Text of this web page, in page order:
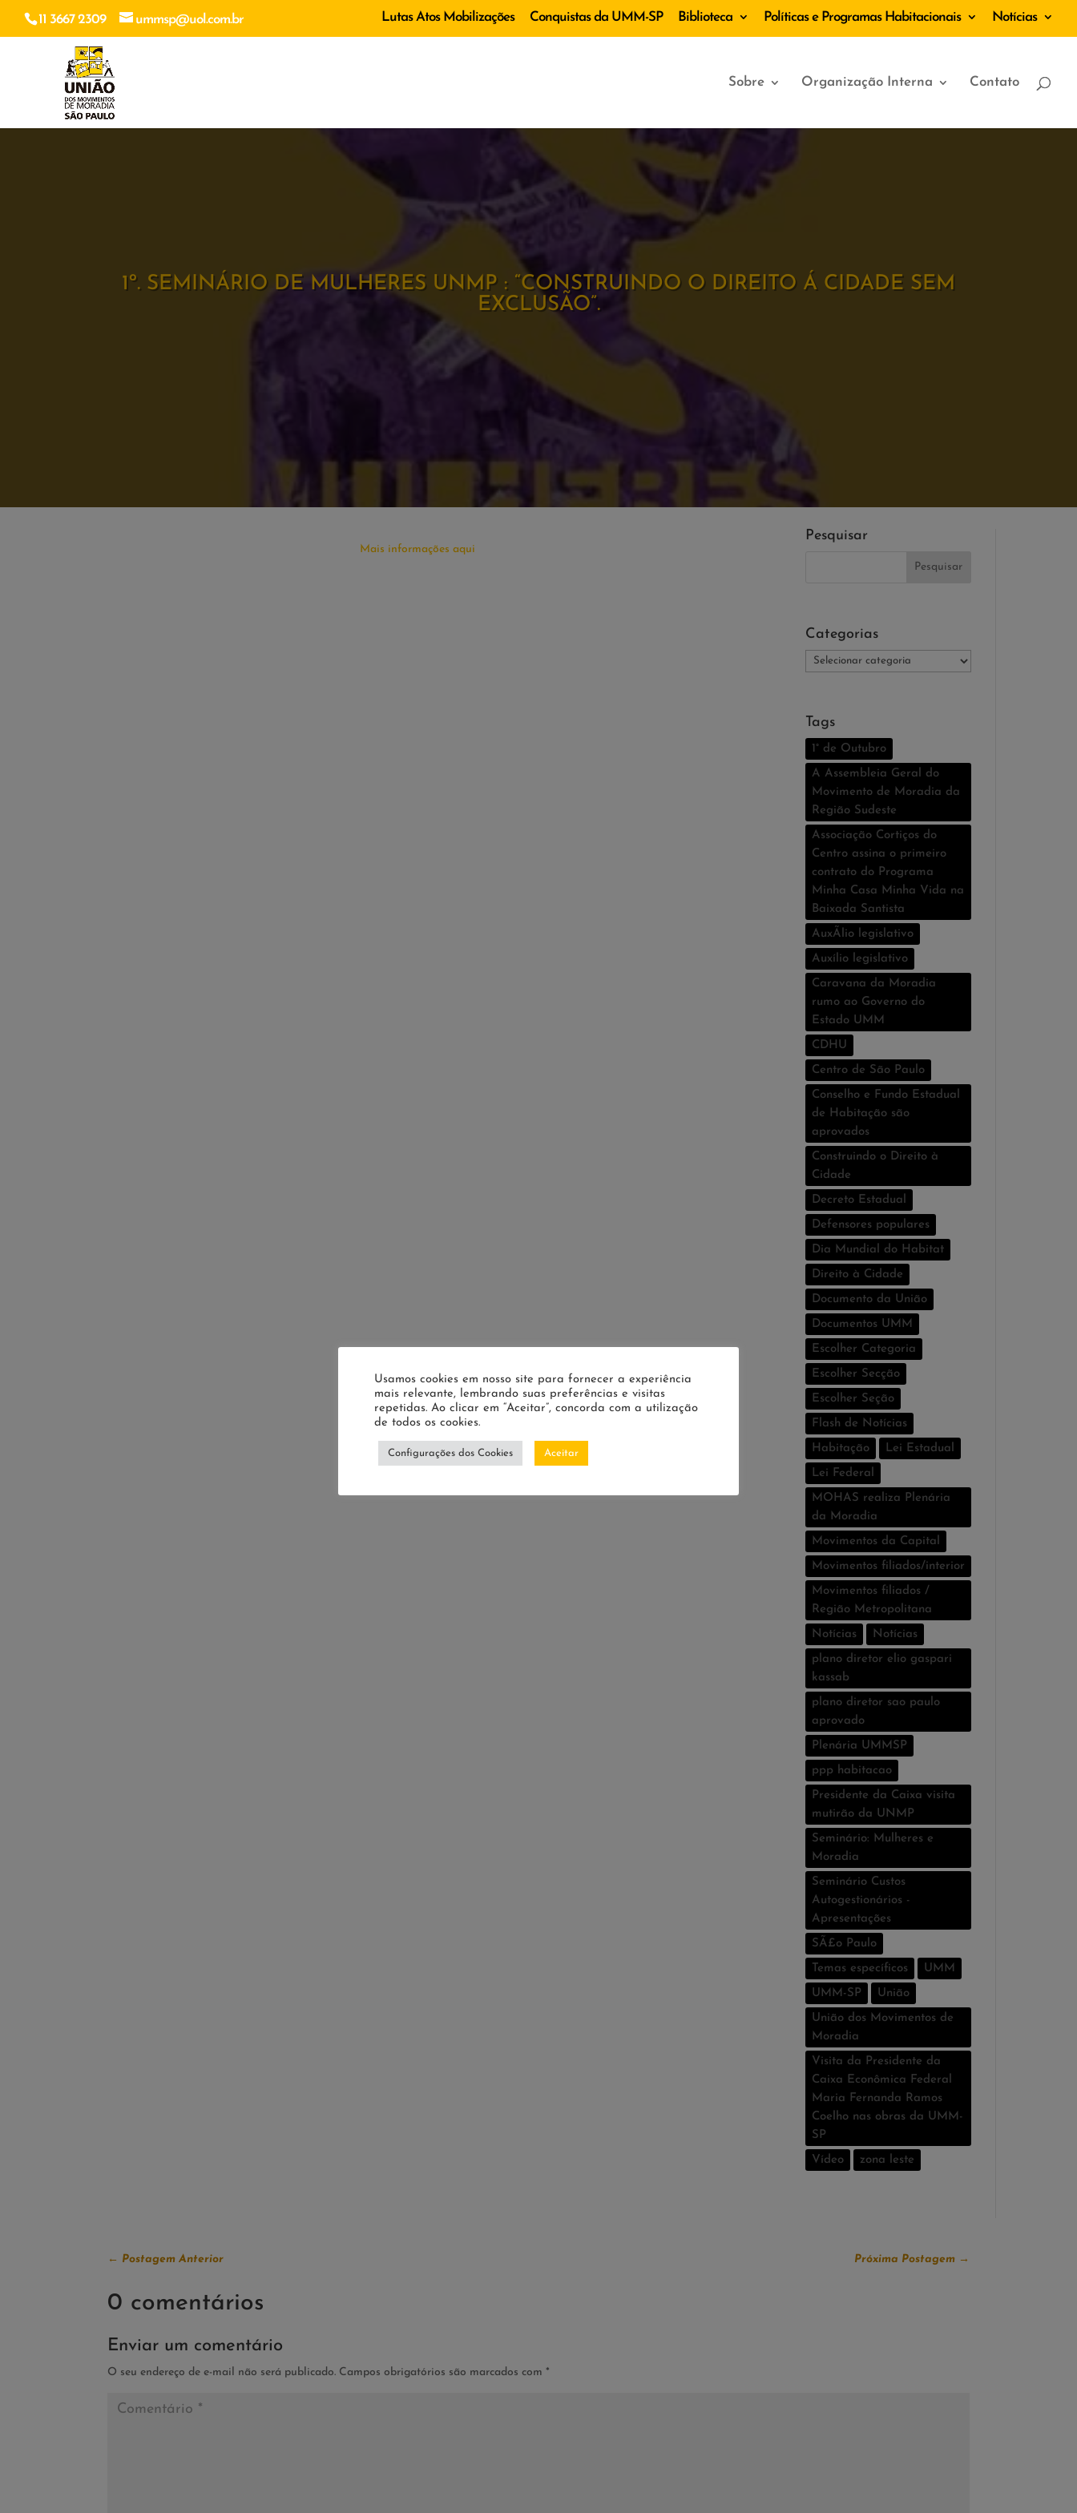
11 3667 2309 ummsp@uol.com.br Lutas Atos Mobilizações Conquistas da UMM-SP Biblioteca Políticas e Programas Habitacionais Notícias
Sobre Organização Interna Contato
1º. SEMINÁRIO DE MULHERES UNMP : “CONSTRUINDO O DIREITO Á CIDADE SEM
EXCLUSÃO”.
Mais informações aqui
Pesquisar
Categorias
Categorias
Tags
1° de Outubro
A Assembleia Geral do
Movimento de Moradia da
Região Sudeste
Associação Cortiços do
Centro assina o primeiro
contrato do Programa
Minha Casa Minha Vida na
Baixada Santista
AuxÃ­lio legislativo
Auxí­lio legislativo
Caravana da Moradia
rumo ao Governo do
Estado UMM
CDHU
Centro de São Paulo
Conselho e Fundo Estadual
de Habitação são
aprovados
Construindo o Direito à
Cidade
Decreto Estadual
Defensores populares
Dia Mundial do Habitat
Direito à Cidade
Documento da União
Documentos UMM
Escolher Categoria
Escolher Secção
Escolher Seção
Flash de Notí­cias
Habitação Lei Estadual
Lei Federal
MOHAS realiza Plenária
da Moradia
Movimentos da Capital
Movimentos filiados/interior
Movimentos filiados /
Região Metropolitana
Notícias Notí­cias
plano diretor elio gaspari
kassab
plano diretor sao paulo
aprovado
Plenária UMMSP
ppp habitacao
Presidente da Caixa visita
mutirão da UNMP
Seminário: Mulheres e
Moradia
Seminário Custos
Autogestionários -
Apresentações
SÃ£o Paulo
Temas especí­ficos UMM
UMM-SP União
União dos Movimentos de
Moradia
Visita da Presidente da
Caixa Econômica Federal
Maria Fernanda Ramos
Coelho nas obras da UMM-
SP
Vídeo zona leste
← Postagem Anterior Próxima Postagem→
0 comentários
Enviar um comentário
O seu endereço de e-mail não será publicado. Campos obrigatórios são marcados com*
Usamos cookies em nosso site para fornecer a experiência
mais relevante, lembrando suas preferências e visitas
repetidas. Ao clicar em “Aceitar”, concorda com a utilização
de todos os cookies.
Configurações dos Cookies Aceitar